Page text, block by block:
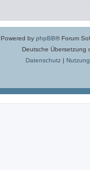
Powered by phpBB® Forum
Deutsche Übersetzung
Datenschutz|